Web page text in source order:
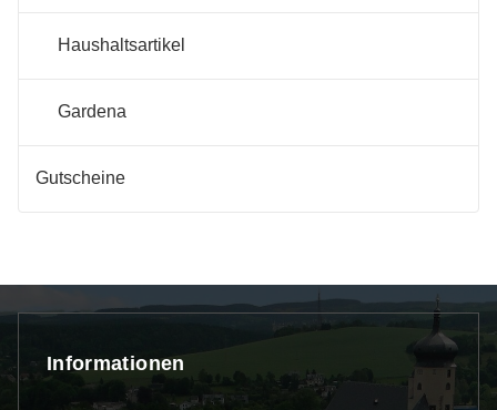
Haushaltsartikel
Gardena
Gutscheine
Informationen